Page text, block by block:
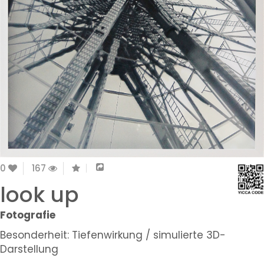
0 167
look up
Fotografie
Besonderheit: Tiefenwirkung / simulierte 3D-
Darstellung